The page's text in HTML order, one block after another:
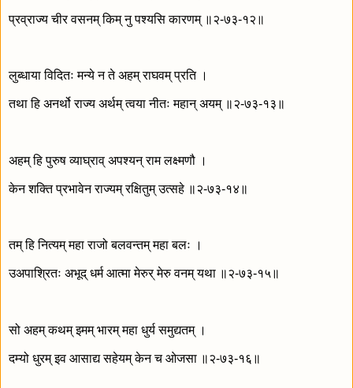
प्रव्राज्य चीर वसनम् किम् नु पश्यसि कारणम् ॥२-७३-१२॥
लुब्धाया विदितः मन्ये न ते अहम् राघवम् प्रति ।
तथा हि अनर्थो राज्य अर्थम् त्वया नीतः महान् अयम् ॥२-७३-१३॥
अहम् हि पुरुष व्याघ्राव् अपश्यन् राम लक्ष्मणौ ।
केन शक्ति प्रभावेन राज्यम् रक्षितुम् उत्सहे ॥२-७३-१४॥
तम् हि नित्यम् महा राजो बलवन्तम् महा बलः ।
उअपाश्रितः अभूद् धर्म आत्मा मेरुर् मेरु वनम् यथा ॥२-७३-१५॥
सो अहम् कथम् इमम् भारम् महा धुर्य समुद्यतम् ।
दम्यो धुरम् इव आसाद्य सहेयम् केन च ओजसा ॥२-७३-१६॥